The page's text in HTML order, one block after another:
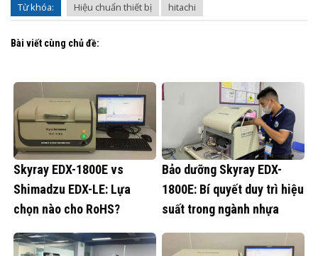
Từ khóa:
Hiệu chuẩn thiết bị hitachi
Bài viết cùng chủ đề:
Skyray EDX-1800E vs
Shimadzu EDX-LE: Lựa
chọn nào cho RoHS?
Bảo dưỡng Skyray EDX-
1800E: Bí quyết duy trì hiệu
suất trong ngành nhựa